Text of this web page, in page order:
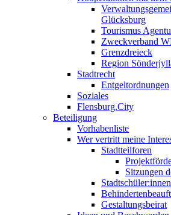
Glücksburg
Tourismus
Zweckverband
Grenzdreieck
Region
Stadtrecht
Entgeltordnungen
Soziales
Flensburg.City
Beteiligung
Vorhabenliste
Wer vertritt meine
Stadtteilforen
Sitzungen
Gestaltungsbeirat